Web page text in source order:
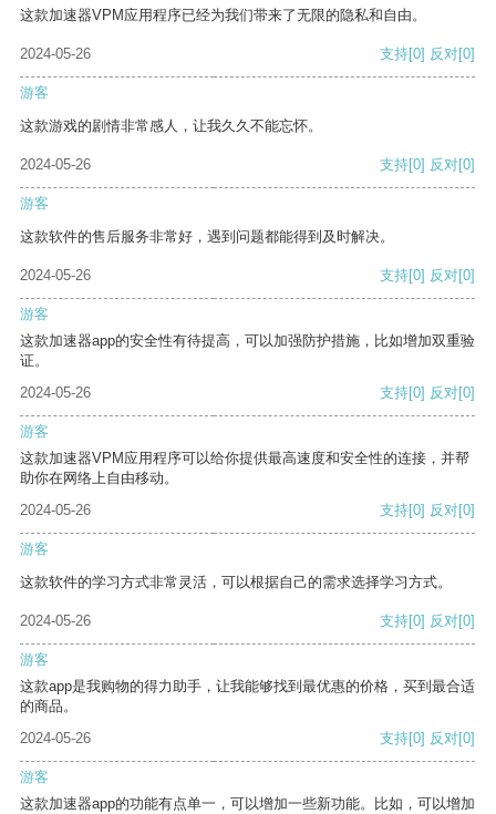
这款加速器VPM应用程序已经为我们带来了无限的隐私和自由。
2024-05-26 支持[0] 反对[0]
游客
这款游戏的剧情非常感人，让我久久不能忘怀。
2024-05-26 支持[0] 反对[0]
游客
这款软件的售后服务非常好，遇到问题都能得到及时解决。
2024-05-26 支持[0] 反对[0]
游客
这款加速器app的安全性有待提高，可以加强防护措施，比如增加双重验
证。
2024-05-26
支持[0] 反对[0]
游客
这款加速器VPM应用程序可以给你提供最高速度和安全性的连接，并帮
助你在网络上自由移动。
2024-05-26
支持[0] 反对[0]
游客
这款软件的学习方式非常灵活，可以根据自己的需求选择学习方式。
2024-05-26 支持[0] 反对[0]
游客
这款app是我购物的得力助手，让我能够找到最优惠的价格，买到最合适
的商品。
2024-05-26
支持[0] 反对[0]
游客
这款加速器app的功能有点单一，可以增加一些新功能。比如，可以增加